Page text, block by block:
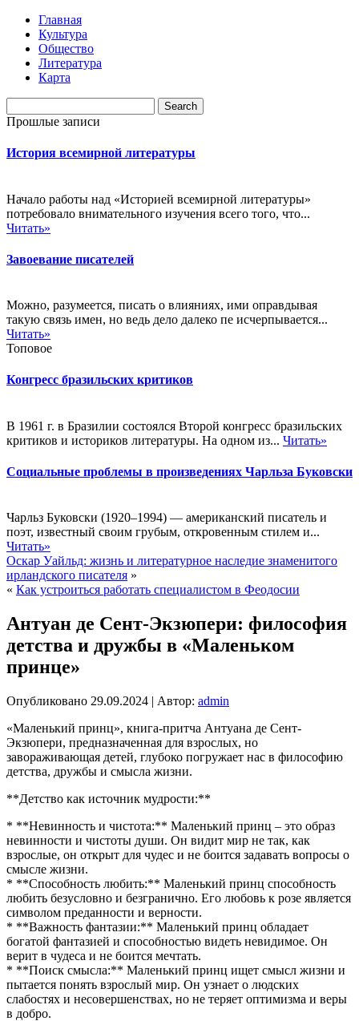
Главная
Культура
Общество
Литература
Карта
Прошлые записи
История всемирной литературы
Начало работы над «Историей всемирной литературы»
потребовало внимательного изучения всего того, что...
Читать»
Завоевание писателей
Можно, разумеется, писать о влияниях, ими оправдывая
такую связь имен, но ведь дело далеко пе исчерпывается...
Читать»
Топовое
Конгресс бразильских критиков
В 1961 г. в Бразилии состоялся Второй конгресс бразильских
критиков и историков литературы. На одном из... Читать»
Социальные проблемы в произведениях Чарльза Буковски
Чарльз Буковски (1920–1994) — американский писатель и
поэт, известный своим грубым, откровенным стилем и...
Читать»
Оскар Уайльд: жизнь и литературное наследие знаменитого
ирландского писателя »
« Как устроиться работать специалистом в Феодосии
Антуан де Сент-Экзюпери: философия
детства и дружбы в «Маленьком
принце»
Опубликовано 29.09.2024 | Автор: admin
«Маленький принц», книга-притча Антуана де Сент-
Экзюпери, предназначенная для взрослых, но
завораживающая детей, глубоко погружает нас в философию
детства, дружбы и смысла жизни.
**Детство как источник мудрости:**
* **Невинность и чистота:** Маленький принц – это образ
невинности и чистоты души. Он видит мир не так, как
взрослые, он открыт для чудес и не боится задавать вопросы о
смысле жизни.
* **Способность любить:** Маленький принц способность
любить безусловно и безгранично. Его любовь к розе является
символом преданности и верности.
* **Важность фантазии:** Маленький принц обладает
богатой фантазией и способностью видеть невидимое. Он
верит в чудеса и не боится мечтать.
* **Поиск смысла:** Маленький принц ищет смысл жизни и
пытается понять взрослый мир. Он узнает о людских
слабостях и несовершенствах, но не теряет оптимизма и веры
в добро.